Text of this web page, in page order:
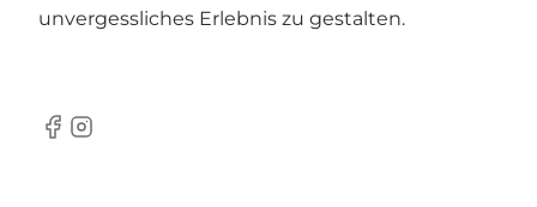
unvergessliches Erlebnis zu gestalten.
Facebook
instagram